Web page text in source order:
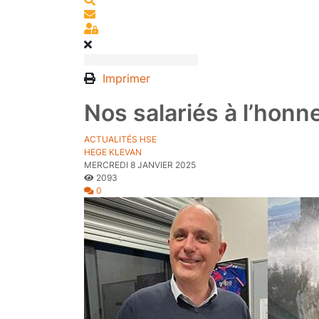
S'abonner au blog
Sign In
Imprimer
Nos salariés à
ACTUALITÉS HSE
HEGE KLEVAN
MERCREDI 8 JANVIER 2025
2093
0